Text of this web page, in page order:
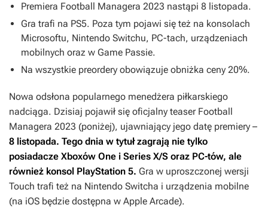
Premiera Football Managera 2023 nastąpi 8 listopada.
Gra trafi na PS5. Poza tym pojawi się też na konsolach
Microsoftu, Nintendo Switchu, PC-tach, urządzeniach
mobilnych oraz w Game Passie.
Na wszystkie preordery obowiązuje obniżka ceny 20%.
Nowa odsłona popularnego menedżera piłkarskiego
nadciąga. Dzisiaj pojawił się oficjalny teaser Football
Managera 2023 (poniżej), ujawniający jego datę premiery –
8 listopada. Tego dnia w tytuł zagrają nie tylko
posiadacze Xboxów One i Series X/S oraz PC-tów, ale
również konsol PlayStation 5. Gra w uproszczonej wersji
Touch trafi też na Nintendo Switcha i urządzenia mobilne
(na iOS będzie dostępna w Apple Arcade).